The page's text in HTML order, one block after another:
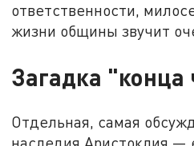
ответственности,
жизни общины звучит
Загадка "конца
Отдельная, самая